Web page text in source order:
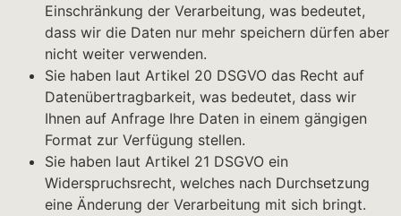
Einschränkung der Verarbeitung, was bedeutet,
dass wir die Daten nur mehr speichern dürfen aber
nicht weiter verwenden.
Sie haben laut Artikel 20 DSGVO das Recht auf
Datenübertragbarkeit, was bedeutet, dass wir
Ihnen auf Anfrage Ihre Daten in einem gängigen
Format zur Verfügung stellen.
Sie haben laut Artikel 21 DSGVO ein
Widerspruchsrecht, welches nach Durchsetzung
eine Änderung der Verarbeitung mit sich bringt.